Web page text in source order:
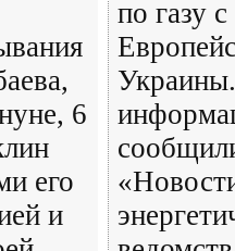
6
его
и
по газу